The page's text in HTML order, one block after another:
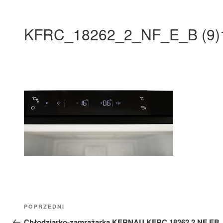
KFRC_18262_2_NF_E_B
Nawigacja
Poprzedni
wpis
POPRZEDNI